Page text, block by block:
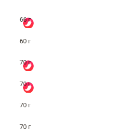
66 г
60 г
70 г
70 г
70 г
70 г